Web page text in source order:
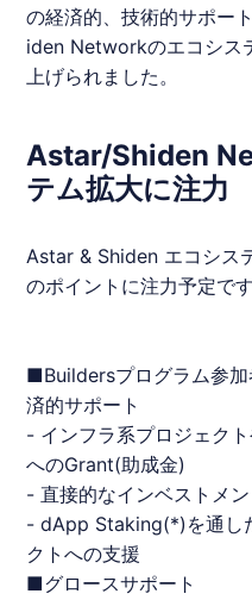
の経済的、技術的サポー
iden Networkのエコシス
上げられました。
Astar/Shiden
テム拡大に注力
Astar & Shiden エコシス
のポイントに注力予定です
■Buildersプログラム参
済的サポート
- インフラ系プロジェク
へのGrant(助成金)
- 直接的なインベストメン
- dApp Staking(*)を通し
クトへの支援
■グロースサポート